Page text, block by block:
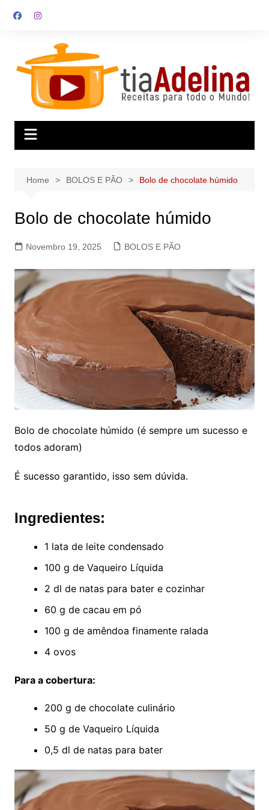
Home BOLOS E PÃO Bolo de chocolate húmido
Bolo de chocolate húmido
Novembro 19, 2025 BOLOS E PÃO
Bolo de chocolate húmido (é sempre um sucesso e
todos adoram)
É sucesso garantido, isso sem dúvida.
Ingredientes:
1 lata de leite condensado
100 g de Vaqueiro Líquida
2 dl de natas para bater e cozinhar
60 g de cacau em pó
100 g de amêndoa finamente ralada
4 ovos
Para a cobertura:
200 g de chocolate culinário
50 g de Vaqueiro Líquida
0,5 dl de natas para bater